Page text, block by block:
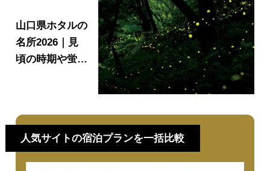
山口県ホタルの
名所2026｜見
頃の時期や蛍祭
人気サイトの宿泊プランを一括比較